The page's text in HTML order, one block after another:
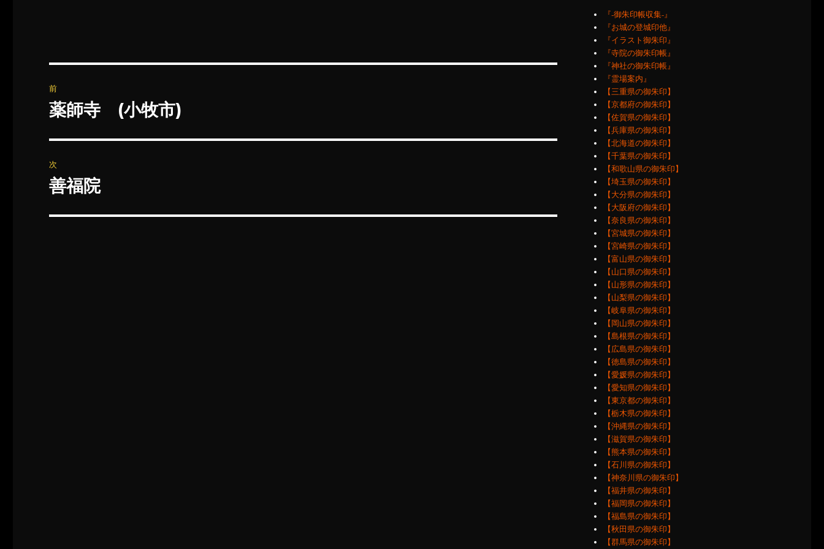
稿
ゲ
前
前
投
稿:
薬師寺 (小牧市)
次
次
投
善福院
『‐御朱印帳収集‐』
『お城の登城印他』
『イラスト御朱印』
『寺院の御朱印帳』
『神社の御朱印帳』
『霊場案内』
【三重県の御朱印】
【京都府の御朱印】
【佐賀県の御朱印】
【兵庫県の御朱印】
【北海道の御朱印】
【千葉県の御朱印】
【和歌山県の御朱印】
【埼玉県の御朱印】
【大分県の御朱印】
【大阪府の御朱印】
【奈良県の御朱印】
【宮城県の御朱印】
【宮崎県の御朱印】
【富山県の御朱印】
【山口県の御朱印】
【山形県の御朱印】
【山梨県の御朱印】
【岐阜県の御朱印】
【岡山県の御朱印】
【島根県の御朱印】
【広島県の御朱印】
【徳島県の御朱印】
【愛媛県の御朱印】
【愛知県の御朱印】
【東京都の御朱印】
【栃木県の御朱印】
【沖縄県の御朱印】
【滋賀県の御朱印】
【熊本県の御朱印】
【石川県の御朱印】
【神奈川県の御朱印】
【福井県の御朱印】
【福岡県の御朱印】
【福島県の御朱印】
【秋田県の御朱印】
【群馬県の御朱印】